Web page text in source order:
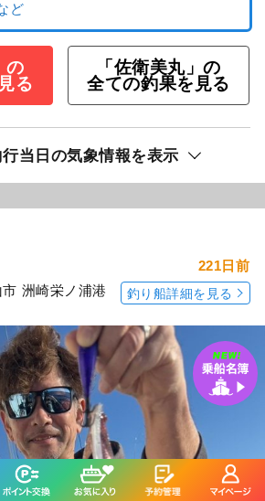
の
る
「佐衛美丸」の
全ての釣果を見る
当日の気象情報を表示
洲崎栄ノ浦港
221日前
釣り船詳細を見る